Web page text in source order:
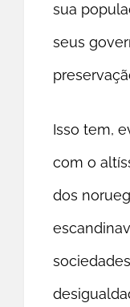
sua
seus
Isso tem,
com o
dos